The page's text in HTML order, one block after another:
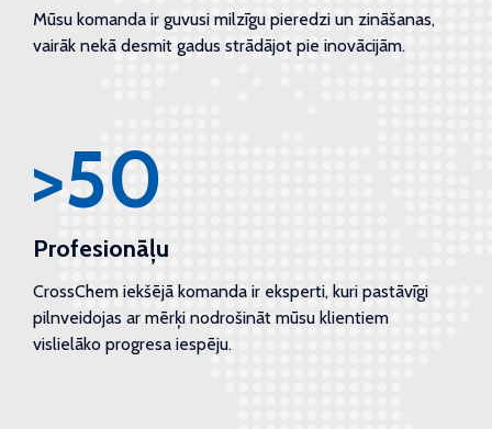
Mūsu komanda ir guvusi milzīgu pieredzi un zināšanas,
vairāk nekā desmit gadus strādājot pie inovācijām.
>50
Profesionāļu
CrossChem iekšējā komanda ir eksperti, kuri pastāvīgi
pilnveidojas ar mērķi nodrošināt mūsu klientiem
vislielāko progresa iespēju.